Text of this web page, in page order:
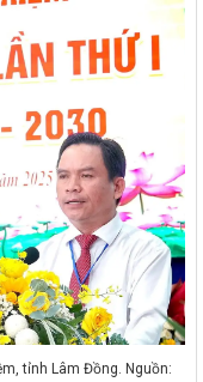
tỉnh Lâm Đồng. Nguồn: